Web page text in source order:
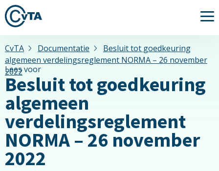
CvTA Documentatie
Besluit tot goedkeuring
algemeen verdelingsreglement NORMA – 26 november
2022
Lees voor
Besluit tot goedkeuring
algemeen
verdelingsreglement
NORMA – 26 november
2022